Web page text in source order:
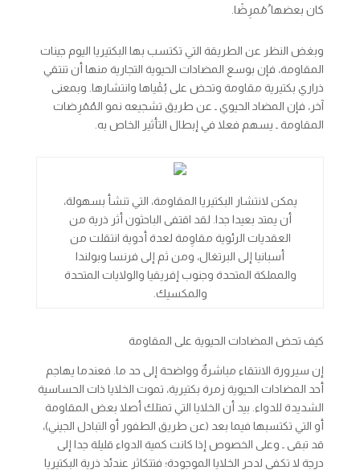
كان بعضها ُمْمرِضًا.
وبغض النظر عن الطريقة التي تكتسب بها البكتيريا اليوم جينات
المقاومة، فإن بوسع المضادات الحيوية التجارية منها أن تنتقي
ذراري بكتيرية مقاومة وتحض على بُقْياها وانتشارها. وبمعنى
آخر، فإن المضاد الحيوي ـ عن طريق تشجيعه نمو المُمْرِضات
المقاومة ـ يسهم فعلا في إبطال التأثير الخاص به.
يمكن لانتشار البكتيريا المقاومة، التي تنشأ بسهولة،
أن يمتد بعيدا جدا. لقد اقتفى الباحثون أثر ذرية من
العقديات الرئوية مقاوِمة لعدة أدوية انتقلت من
أسبانيا إلى البرتغال، ومن ثم إلى فرنسا وبولندا
والمملكة المتحدة وجنوب إفريقيا والولايات المتحدة
والمكسيك.
كيف تحض المضادات الحيوية على المقاومة
إن سيرورة الانتقاء مباشرةٌ وواضحة إلى حد ما. فعندما يهاجم
أحد المضادات الحيوية زمرة بكتيرية، تموت الخلايا ذات الحساسية
الشديدة للدواء. بيد أن الخلايا التي تمتلك أصلا بعض المقاومة
أو التي تكتسبها فيما بعد (عن طريق الطفور أو التبادل الجيني)،
قد تبقى ـ وعلى الخصوص إذا كانت كمية الدواء قليلة جدا إلى
درجة لا تكفي لدحر الخلايا الموجودة؛ فتتكاثر عندئذ ذرية البكتيريا